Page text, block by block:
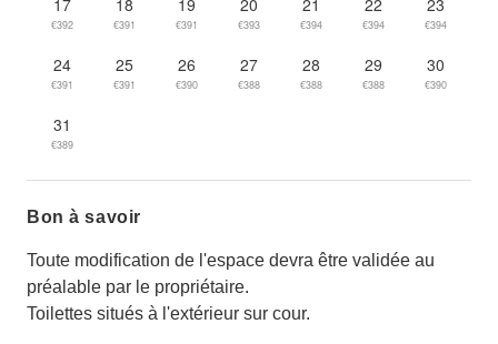
€392 €391 €391 €393 €394 €394 €394
24
€391
25
€391
26
€390
27
€388
28
€388
29
€388
30
€390
31
€389
Bon à savoir
Toute modification de l'espace devra être validée au
préalable par le propriétaire.
Toilettes situés à l'extérieur sur cour.